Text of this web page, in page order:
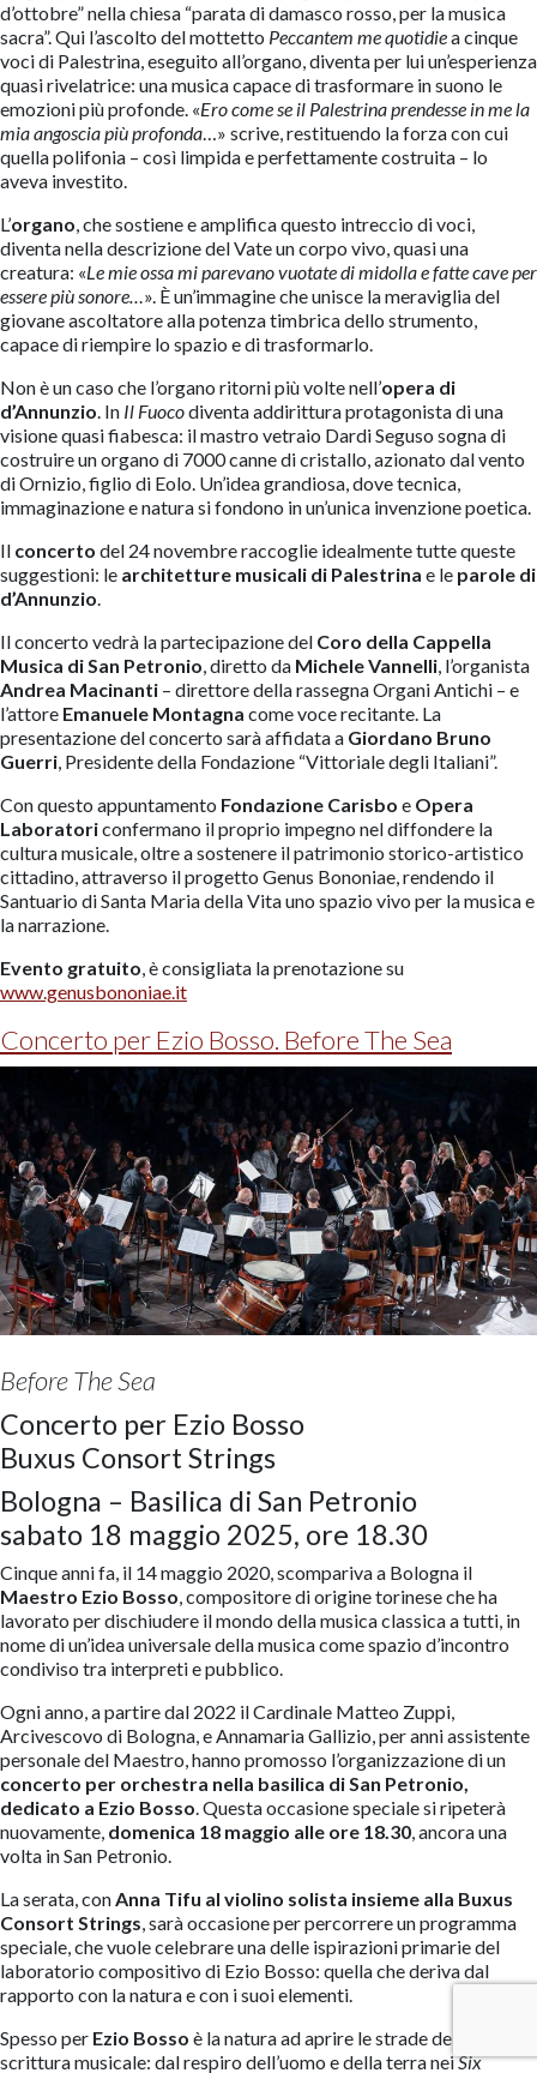
d’ottobre” nella chiesa “parata di damasco rosso, per la musica
sacra”. Qui l’ascolto del mottetto Peccantem me quotidiea cinque
voci di Palestrina, eseguito all’organo, diventa per lui un’esperienza
quasi rivelatrice: una musica capace di trasformare in suono le
emozioni più profonde. «Ero come se il Palestrina prendesse in me la
mia angoscia più profonda…» scrive, restituendo la forza con cui
quella polifonia – così limpida e perfettamente costruita – lo
aveva investito.
L’organo, che sostiene e amplifica questo intreccio di voci,
diventa nella descrizione del Vate un corpo vivo, quasi una
creatura: «Le mie ossa mi parevano vuotate di midolla e fatte cave per
essere più sonore…». È un’immagine che unisce la meraviglia del
giovane ascoltatore alla potenza timbrica dello strumento,
capace di riempire lo spazio e di trasformarlo.
Non è un caso che l’organo ritorni più volte nell’opera di
d’Annunzio. In Il Fuocodiventa addirittura protagonista di una
visione quasi fiabesca: il mastro vetraio Dardi Seguso sogna di
costruire un organo di 7000 canne di cristallo, azionato dal vento
di Ornizio, figlio di Eolo. Un’idea grandiosa, dove tecnica,
immaginazione e natura si fondono in un’unica invenzione poetica.
Il concerto del 24 novembre raccoglie idealmente tutte queste
suggestioni: le architetture musicali di Palestrina e le parole di
d’Annunzio.
Il concerto vedrà la partecipazione del Coro della Cappella
Musica di San Petronio, diretto da Michele Vannelli, l’organista
Andrea Macinanti – direttore della rassegna Organi Antichi – e
l’attore Emanuele Montagna come voce recitante. La
presentazione del concerto sarà affidata a Giordano Bruno
Guerri, Presidente della Fondazione “Vittoriale degli Italiani”.
Con questo appuntamento Fondazione Carisbo e Opera
Laboratoriconfermano il proprio impegno nel diffondere la
cultura musicale, oltre a sostenere il patrimonio storico-artistico
cittadino, attraverso il progetto Genus Bononiae, rendendo il
Santuario di Santa Maria della Vita uno spazio vivo per la musica e
la narrazione.
Evento gratuito, è consigliata la prenotazione su
www.genusbononiae.it
Concerto per Ezio Bosso. Before The Sea
Before The Sea
Concerto per Ezio Bosso
Buxus Consort Strings
Bologna – Basilica di San Petronio
sabato 18 maggio 2025, ore 18.30
Cinque anni fa, il 14 maggio 2020, scompariva a Bologna il
Maestro Ezio Bosso, compositore di origine torinese che ha
lavorato per dischiudere il mondo della musica classica a tutti, in
nome di un’idea universale della musica come spazio d’incontro
condiviso tra interpreti e pubblico.
Ogni anno, a partire dal 2022 il Cardinale Matteo Zuppi,
Arcivescovo di Bologna, e Annamaria Gallizio, per anni assistente
personale del Maestro, hanno promosso l’organizzazione di un
concerto per orchestra nella basilica di San Petronio,
dedicato a Ezio Bosso. Questa occasione speciale si ripeterà
nuovamente, domenica 18 maggio alle ore 18.30, ancora una
volta in San Petronio.
La serata, conAnna Tifu al violino solista insieme alla Buxus
Consort Strings, sarà occasione per percorrere un programma
speciale, che vuole celebrare una delle ispirazioni primarie del
laboratorio compositivo di Ezio Bosso: quella che deriva dal
rapporto con la natura e con i suoi elementi.
Spesso per Ezio Bosso è la natura ad aprire le strade della
scrittura musicale: dal respiro dell’uomo e della terra neiSix